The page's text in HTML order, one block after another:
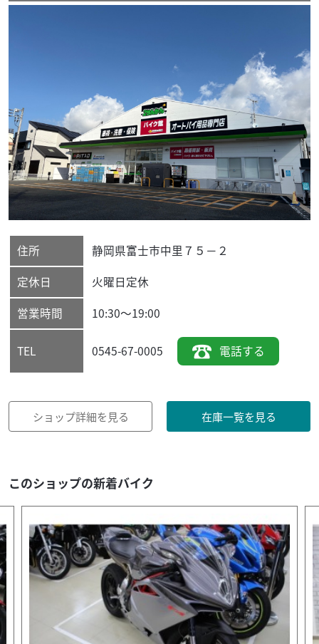
住所 静岡県富士市中里７５－２
定休日
火曜日定休
営業時間
10:30～19:00
TEL 0545-67-0005 電話する
ショップ詳細を見る 在庫一覧を見る
このショップの新着バイク